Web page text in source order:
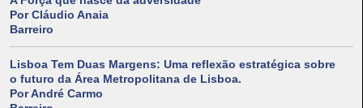
Por Cláudio Anaia
Barreiro
Lisboa Tem Duas Margens: Uma reflexão estratégica sobre
o futuro da Área Metropolitana de Lisboa.
Por André Carmo